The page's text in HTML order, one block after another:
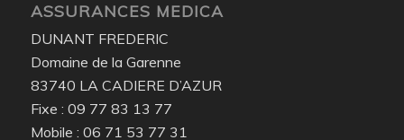
ASSURANCES MEDICA
DUNANT FREDERIC
Domaine de la Garenne
83740 LA CADIERE D’AZUR
Fixe : 09 77 83 13 77
Mobile : 06 71 53 77 31